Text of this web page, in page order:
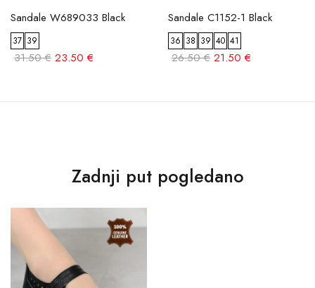
Sandale W689033 Black
37 39
31.50 € 23.50 €
Sandale C1152-1 Black
36 38 39 40 41
26.50 € 21.50 €
Zadnji put pogledano